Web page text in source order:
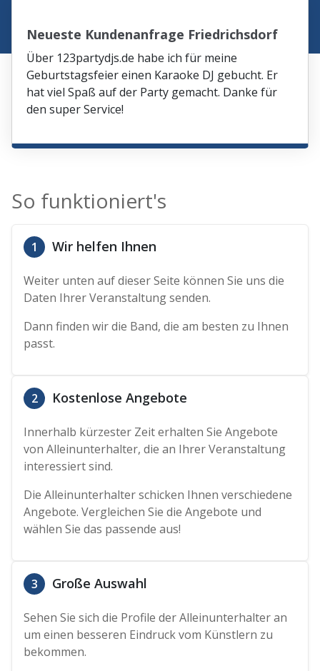
Neueste Kundenanfrage Friedrichsdorf
Über 123partydjs.de habe ich für meine
Geburtstagsfeier einen Karaoke DJ gebucht. Er
hat viel Spaß auf der Party gemacht. Danke für
den super Service!
So funktioniert's
1 Wir helfen Ihnen
Weiter unten auf dieser Seite können Sie uns die
Daten Ihrer Veranstaltung senden.
Dann finden wir die Band, die am besten zu Ihnen
passt.
2 Kostenlose Angebote
Innerhalb kürzester Zeit erhalten Sie Angebote
von Alleinunterhalter, die an Ihrer Veranstaltung
interessiert sind.
Die Alleinunterhalter schicken Ihnen verschiedene
Angebote. Vergleichen Sie die Angebote und
wählen Sie das passende aus!
3 Große Auswahl
Sehen Sie sich die Profile der Alleinunterhalter an
um einen besseren Eindruck vom Künstlern zu
bekommen.